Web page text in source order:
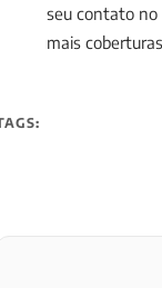
seu contato no
mais